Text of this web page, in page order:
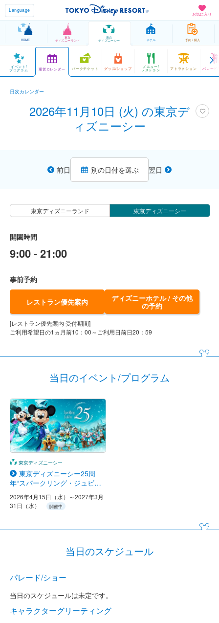
お気に入り
Language
HOME
東京
ディズニーランド
東京
ディズニーシー ホテル 予約 / 購入
イベント/
プログラム 運営カレンダー パークチケット グッズ/ショップ メニュー/
レストラン アトラクション パレード
日次カレンダー
2026年11月10日 (火) の東京デ
ィズニーシー
前日 別の日付を選ぶ 翌日
東京ディズニーランド 東京ディズニーシー
開園時間
9:00 - 21:00
事前予約
レストラン優先案内
ディズニーホテル / その他
の予約
[レストラン優先案内 受付期間]
ご利用希望日の1ヵ月前10：00～ご利用日前日20：59
当日のイベント/プログラム
東京ディズニーシー
東京ディズニーシー25周
年“スパークリング・ジュビリ
2026年4月15日（水）～2027年3月
31日（水）
開催中
当日のスケジュール
パレード/ショー
当日のスケジュールは未定です。
キャラクターグリーティング